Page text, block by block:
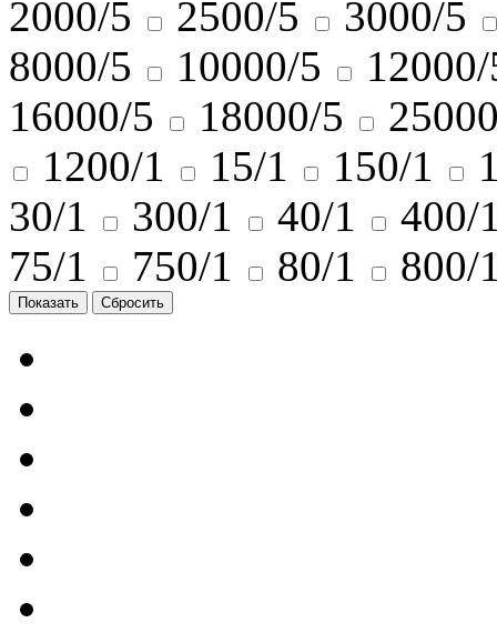
2000/5
2500/5
3000/5
8000/5
10000/5
16000/5
18000/5
1200/1
15/1 150/1
30/1
300/1 40/1
400/
75/1
750/1 80/1 800/